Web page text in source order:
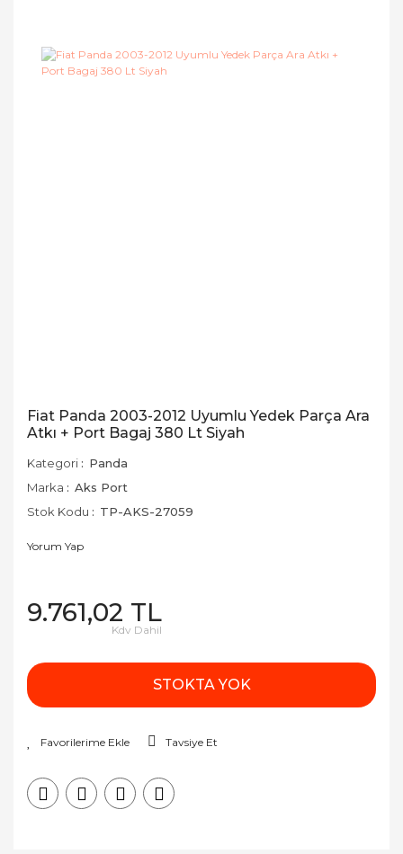
Fiat Panda 2003-2012 Uyumlu Yedek Parça Ara
Atkı + Port Bagaj 380 Lt Siyah
Kategori
Panda
Marka
Aks Port
Stok Kodu
TP-AKS-27059
Yorum Yap
9.761,02 TL
Kdv Dahil
STOKTA YOK
Tavsiye Et